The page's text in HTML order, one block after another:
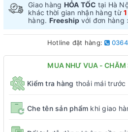
Giao hàng HỎA TỐC tại Hà
khác thời gian nhận hàng từ
hàng. Freeship với đơn hàng
Hotline đặt hàng:
MUA NHƯ VUA - CHĂM
Kiểm tra hàng thoải mái trước
Che tên sản phẩm khi giao